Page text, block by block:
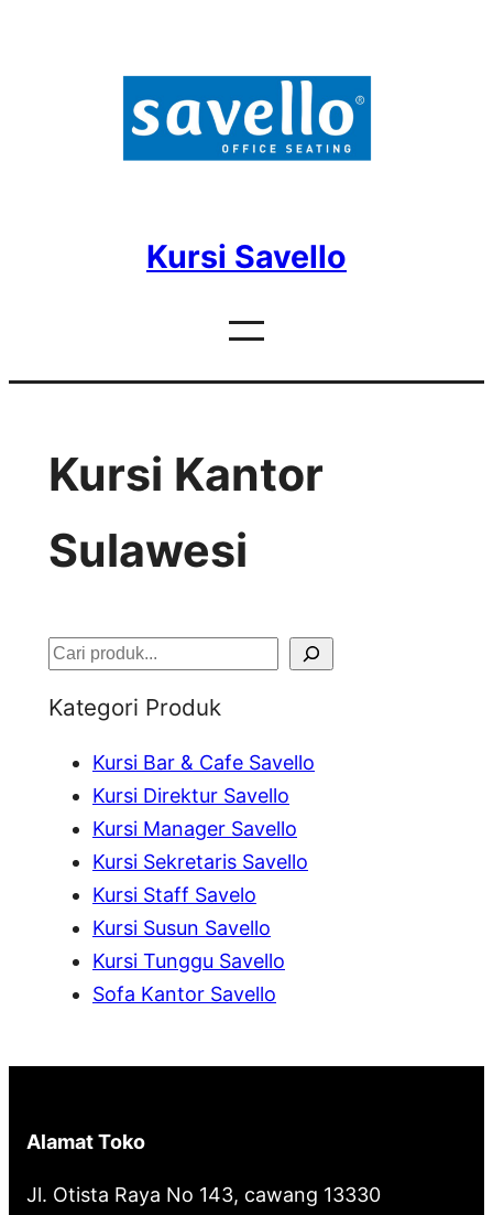
Kursi Savello
Kursi Kantor
Sulawesi
S
Kategori Produk
Kursi Bar & Cafe Savello
Kursi Direktur Savello
Kursi Manager Savello
Kursi Sekretaris Savello
Kursi Staff Savelo
Kursi Susun Savello
Kursi Tunggu Savello
Sofa Kantor Savello
Alamat Toko
Jl. Otista Raya No 143, cawang 13330